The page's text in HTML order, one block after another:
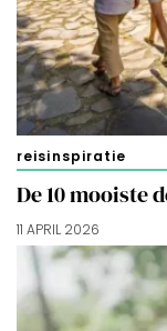
reisinspiratie
De 10 mooiste
11 APRIL 2026